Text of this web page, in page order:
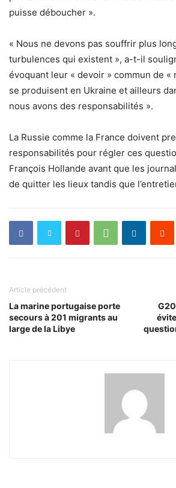
puisse déboucher ».
« Nous ne devons pas souffrir plus
turbulences qui existent », a-t-il
évoquant leur « devoir » commun de
se produisent en Ukraine et ailleurs
nous avons des responsabilités ».
La Russie comme la France doivent
responsabilités pour régler ces
François Hollande avant que les
de quitter les lieux tandis que
Article précédent
La marine portugaise porte
secours à 201 migrants au
large de la Libye